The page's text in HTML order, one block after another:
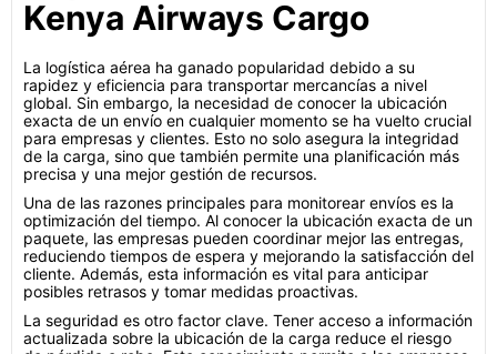
Kenya Airways Cargo
La logística aérea ha ganado popularidad debido a su
rapidez y eficiencia para transportar mercancías a nivel
global. Sin embargo, la necesidad de conocer la ubicación
exacta de un envío en cualquier momento se ha vuelto crucial
para empresas y clientes. Esto no solo asegura la integridad
de la carga, sino que también permite una planificación más
precisa y una mejor gestión de recursos.
Una de las razones principales para monitorear envíos es la
optimización del tiempo. Al conocer la ubicación exacta de un
paquete, las empresas pueden coordinar mejor las entregas,
reduciendo tiempos de espera y mejorando la satisfacción del
cliente. Además, esta información es vital para anticipar
posibles retrasos y tomar medidas proactivas.
La seguridad es otro factor clave. Tener acceso a información
actualizada sobre la ubicación de la carga reduce el riesgo